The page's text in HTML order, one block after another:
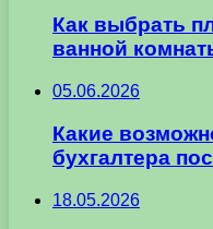
Как выбрать
ванной
05.06.2026
Какие
бухгалтера
18.05.2026